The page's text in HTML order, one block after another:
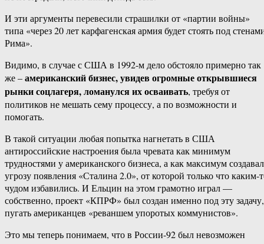
И эти аргументы перевесили страшилки от «партии войны»
типа «через 20 лет карфагенская армия будет стоять под
Рима».
Видимо, в случае с США в 1992-м дело обстояло примерно так
же –американский бизнес, увидев огромные открывшиеся
рынки соцлагеря, ломанулся их осваивать, требуя от
политиков не мешать сему процессу, а по возможности и
помогать.
В такой ситуации любая попытка нагнетать в США
антироссийские настроения была чревата как минимум
трудностями у американского бизнеса, а как максимум
угрозу появления «Сталина 2.0», от которой только что каким-
чудом избавились. И Ельцин на этом грамотно играл —
собственно, проект «КПРФ» был создан именно под эту задачу,
пугать американцев «реваншем упоротых коммунистов».
Это мы теперь понимаем, что в России-92 был невозможен